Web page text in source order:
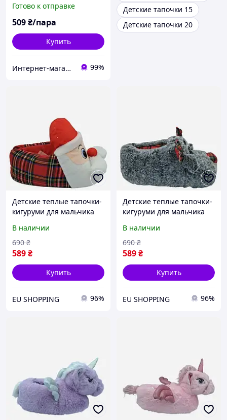
Готово к отправке
509₴/пара
Купить
Интернет-магазин "ELEGRANTIK" 99%
Детские тапочки 15
Детские тапочки 20
Детские теплые тапочки-
кигуруми для мальчика
Красные (2000200217046)
В наличии
589₴
690 ₴
Купить
EU SHOPPING 96%
Детские теплые тапочки-
кигуруми для мальчика
Серые (2000200217077)
В наличии
589₴
690 ₴
Купить
EU SHOPPING 96%